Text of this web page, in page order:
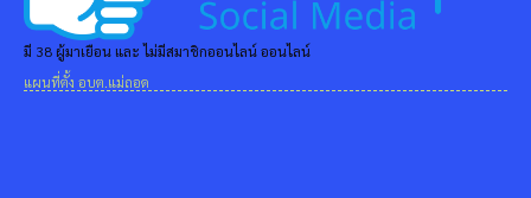
มี 38 ผู้มาเยือน และ ไม่มีสมาชิกออนไลน์ ออนไลน์
แผนที่ตั้ง อบต.แม่ถอด